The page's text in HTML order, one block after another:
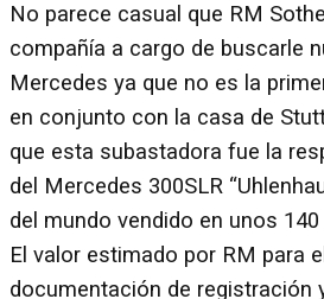
No parece casual que RM
compañía a cargo de buscarle
Mercedes ya que no es la
en conjunto con la casa de
que esta subastadora fue la
del Mercedes 300SLR
del mundo vendido en unos
El valor estimado por RM para
documentación de registración